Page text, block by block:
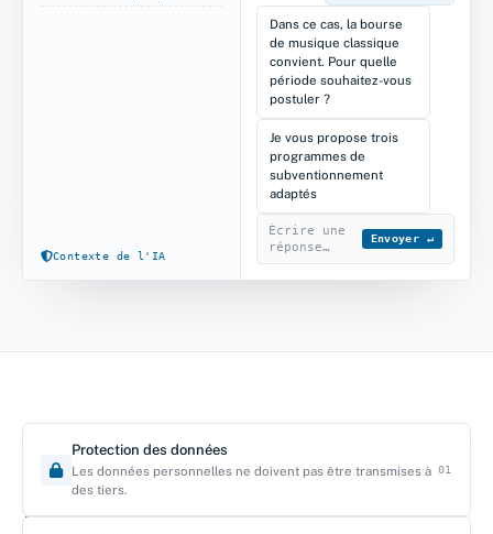
Contexte de l'IA
Dans ce cas, la bourse
de musique classique
convient. Pour quelle
période souhaitez-vous
postuler ?
Je vous propose trois
programmes de
subventionnement
adaptés
Écrire une
réponse…
Envoyer ↵
Protection des données
Les données personnelles ne doivent pas être transmises à
des tiers.
01
INTÉGRÉE, PAS RAPPORTÉE